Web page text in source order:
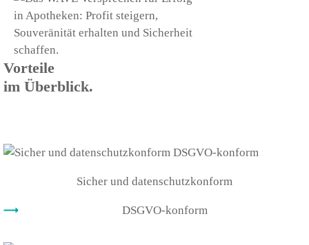
Vorteile
im Überblick.
Sicher und datenschutzkonform
DSGVO-konform